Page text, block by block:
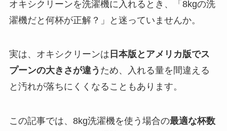
オキシクリーンを洗濯機に入れるとき、「8kgの洗
濯機だと何杯が正解？」と迷っていませんか。
実は、オキシクリーンは 日本版とアメリカ版でス
プーンの大きさが違う ため、入れる量を間違える
と汚れが落ちにくくなることもあります。
この記事では、8kg洗濯機を使う場合の最適な杯数